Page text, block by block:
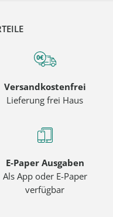
Versandkostenfrei
Lieferung frei Haus
E-Paper Ausgaben
Als App oder E-Paper
verfügbar